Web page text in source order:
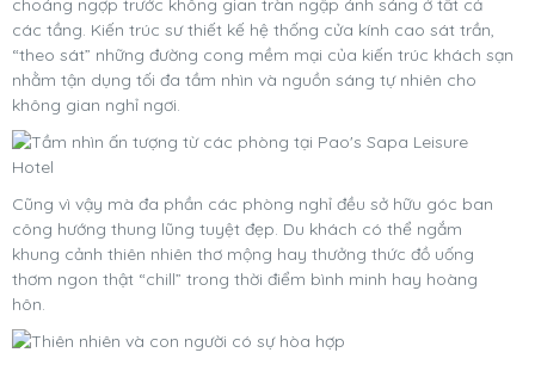
các tầng. Kiến trúc sư thiết kế hệ thống cửa kính cao sát trần,
“theo sát” những đường cong mềm mại của kiến trúc khách sạn
nhằm tận dụng tối đa tầm nhìn và nguồn sáng tự nhiên cho
không gian nghỉ ngơi.
Cũng vì vậy mà đa phần các phòng nghỉ đều sở hữu góc ban
công hướng thung lũng tuyệt đẹp. Du khách có thể ngắm
khung cảnh thiên nhiên thơ mộng hay thưởng thức đồ uống
thơm ngon thật “chill” trong thời điểm bình minh hay hoàng
hôn.